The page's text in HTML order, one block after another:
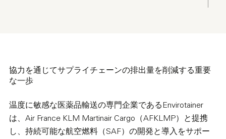
協力を通じてサプライチェーンの排出量を削減する重要
な一歩
温度に敏感な医薬品輸送の専門企業であるEnvirotainer
は、Air France KLM Martinair Cargo（AFKLMP）と提携
し、持続可能な航空燃料（SAF）の開発と導入をサポー